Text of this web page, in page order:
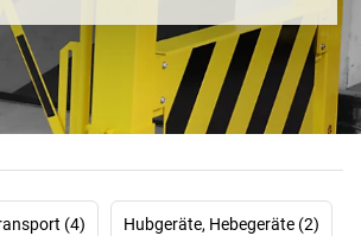
die Bedürfnisse unserer Kunden
Expertise und schützen Sie, was
ist.
(4) Hubgeräte, Hebegeräte (2)